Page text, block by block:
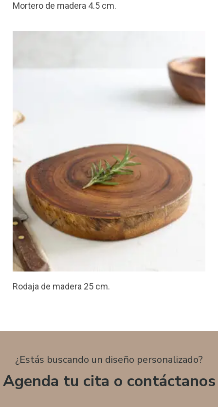
Mortero de madera 4.5 cm.
Rodaja de madera 25 cm.
¿Estás buscando un diseño personalizado?
Agenda tu cita o contáctanos